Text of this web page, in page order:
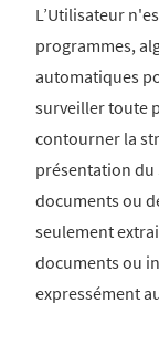
L’Utilisateur
programmes,
automatiques
surveiller toute
contourner la
présentation du
documents ou
seulement
documents ou
expressément